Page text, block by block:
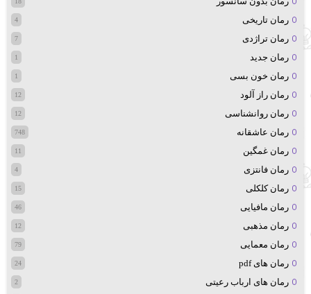
رمان تاریخی 4
رمان تراژدی 7
رمان جدید 1
رمان خون بسی 1
رمان راز آلود 12
رمان روانشناسی 12
رمان عاشقانه 748
رمان غمگین 11
رمان فانتزی 4
رمان کلکلی 15
رمان مافیایی 46
رمان مذهبی 12
رمان معمایی 79
رمان های pdf 24
رمان های ارباب رعیتی 2